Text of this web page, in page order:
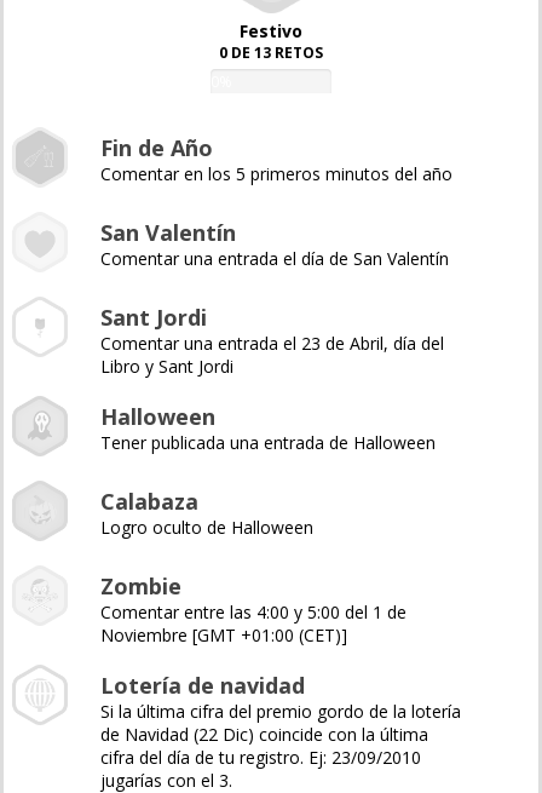
Festivo
0 DE 13 RETOS
Fin de Año
Comentar en los 5 primeros minutos del año
San Valentín
Comentar una entrada el día de San Valentín
Sant Jordi
Comentar una entrada el 23 de Abril, día del
Libro y Sant Jordi
Halloween
Tener publicada una entrada de Halloween
Calabaza
Logro oculto de Halloween
Zombie
Comentar entre las 4:00 y 5:00 del 1 de
Noviembre [GMT +01:00 (CET)]
Lotería de navidad
Si la última cifra del premio gordo de la lotería
de Navidad (22 Dic) coincide con la última
cifra del día de tu registro. Ej: 23/09/2010
jugarías con el 3.